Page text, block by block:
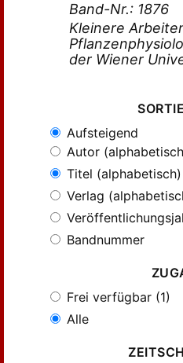
Band-Nr.: 1876
Kleinere
der Wiener
Aufsteigend
Autor
Titel (alphabetisch)
Verlag
Bandnummer
Frei verfügbar (1)
Alle